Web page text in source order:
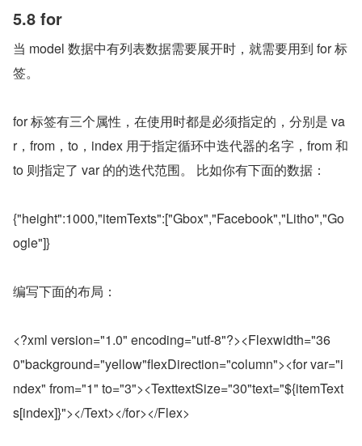
5.8 for
当 model 数据中有列表数据需要展开时，就需要用到 for 标
签。
for 标签有三个属性，在使用时都是必须指定的，分别是 va
r，from，to，index 用于指定循环中迭代器的名字，from 和
to 则指定了 var 的的迭代范围。 比如你有下面的数据：
{"height":1000,"itemTexts":["Gbox","Facebook","Litho","Go
ogle"]}
编写下面的布局：
<?xml version="1.0" encoding="utf-8"?><Flexwidth="36
0"background="yellow"flexDirection="column"><for var="i
ndex" from="1" to="3"><TexttextSize="30"text="${itemText
s[index]}"></Text></for></Flex>